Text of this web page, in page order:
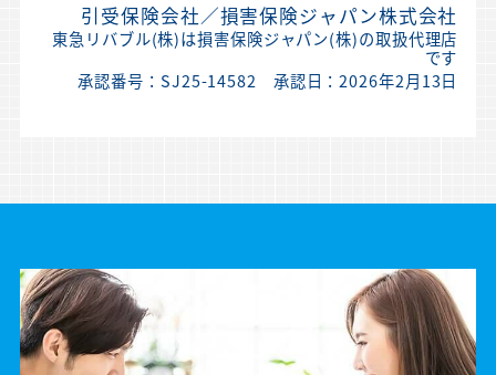
引受保険会社／損害保険ジャパン株式会社
東急リバブル(株)は損害保険ジャパン(株)の取扱代理店
です
承認番号：SJ25-14582 承認日：2026年2月13日